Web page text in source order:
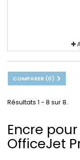
COMPARER (0)
Résultats 1 - 8 sur 8.
Encre
OfficeJet